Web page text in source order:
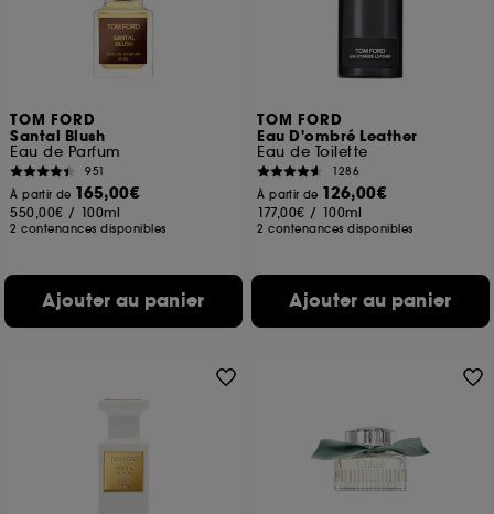
TOM FORD
Santal Blush
Eau de Parfum
951
À partir de 165,00€
550,00€ / 100ml
2 contenances disponibles
Ajouter au panier
TOM FORD
Eau D'ombré Leather
Eau de Toilette
1286
À partir de 126,00€
177,00€ / 100ml
2 contenances disponibles
Ajouter au panier